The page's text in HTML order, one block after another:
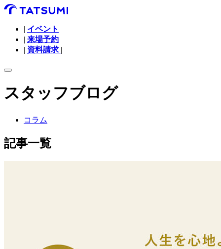
| イベント
| 来場予約
| 資料請求 |
スタッフブログ
コラム
記事一覧